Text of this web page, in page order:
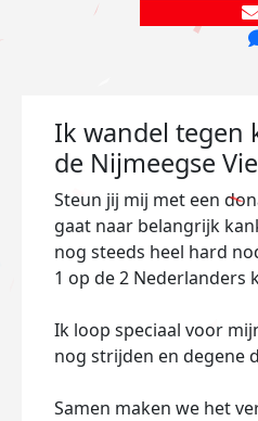
Ik wandel tegen
de Nijmeegse
Steun jij mij met een
gaat naar belangrijk
nog steeds heel hard
1 op de 2 Nederlanders
Ik loop speciaal voor
nog strijden en degene
Samen maken we het